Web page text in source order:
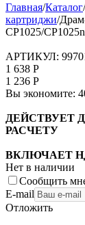
Главная/Каталог/
картриджи/
CP1025/
АРТИКУЛ:
1 638 Р
1 236 Р
Вы экономите:
ДЕЙСТВУЕТ
РАСЧЕТУ
ВКЛЮЧАЕТ
Нет в наличии
Сообщить
E-mail
Отложить